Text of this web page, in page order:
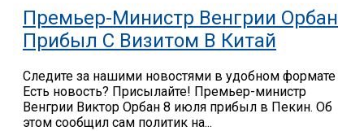
Премьер-Министр Венгрии Орбан
Прибыл С Визитом В Китай
Следите за нашими новостями в удобном формате
Есть новость? Присылайте! Премьер-министр
Венгрии Виктор Орбан 8 июля прибыл в Пекин. Об
этом сообщил сам политик на...